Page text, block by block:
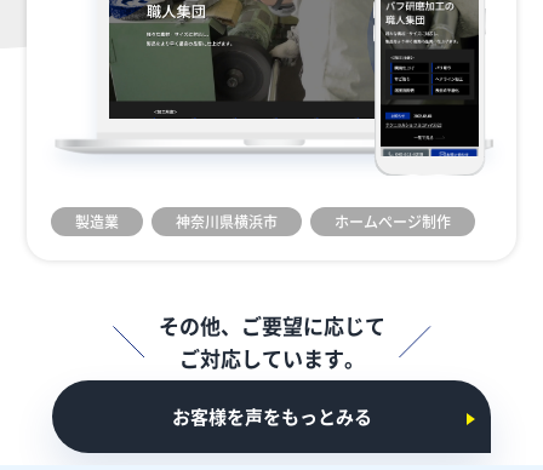
製造業 神奈川県横浜市 ホームぺージ制作
その他、ご要望に応じて
ご対応しています。
お客様を声をもっとみる